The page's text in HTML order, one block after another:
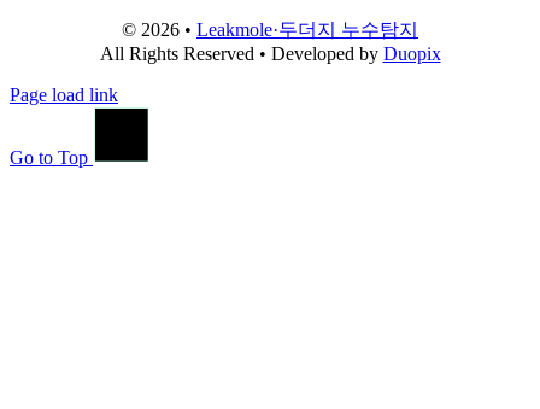
© 2026 • Leakmole·두더지 누수탐지
All Rights Reserved • Developed by Duopix
Page load link
Go to Top